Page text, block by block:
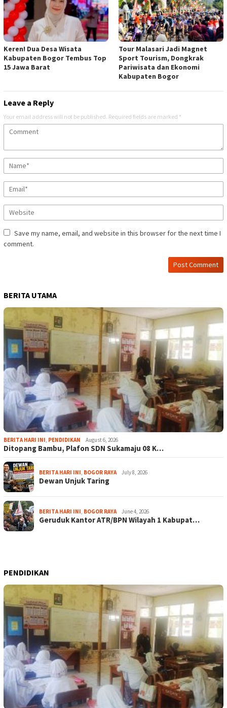
Keren! Dua Desa Wisata
Kabupaten Bogor Tembus Top
15 Jawa Barat
Tour Malasari Jadi Magnet
Sport Tourism, Dongkrak
Pariwisata dan Ekonomi
Kabupaten Bogor
Leave a Reply
Your email address will not be published. Required fields are marked *
Save my name, email, and website in this browser for the next time I
comment.
BERITA UTAMA
BERITA HARI INI PENDIDIKAN August 6, 2026
Ditopang Bambu, Plafon SDN Sukamaju 08 K…
BERITA HARI INI BOGOR RAYA July 8, 2026
Dewan Unjuk Taring
BERITA HARI INI BOGOR RAYA June 4, 2026
Geruduk Kantor ATR/BPN Wilayah 1 Kabupat…
PENDIDIKAN